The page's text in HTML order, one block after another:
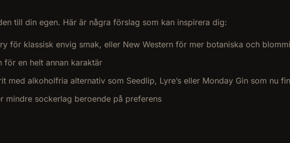
till din egen. Här är några förslag som kan inspirera dig:
för klassisk envig smak, eller New Western för mer botaniska och
för en helt annan karaktär
med alkoholfria alternativ som Seedlip, Lyre’s eller Monday Gin som nu
mindre sockerlag beroende på preferens